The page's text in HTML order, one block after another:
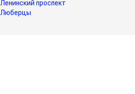
Ленинский проспект
Люберцы